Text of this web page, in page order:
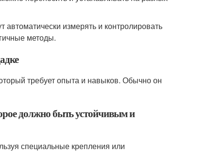
измерять и контролировать
методы.
требует опыта и навыков. Обычно он
должно быть устойчивым и
специальные крепления или